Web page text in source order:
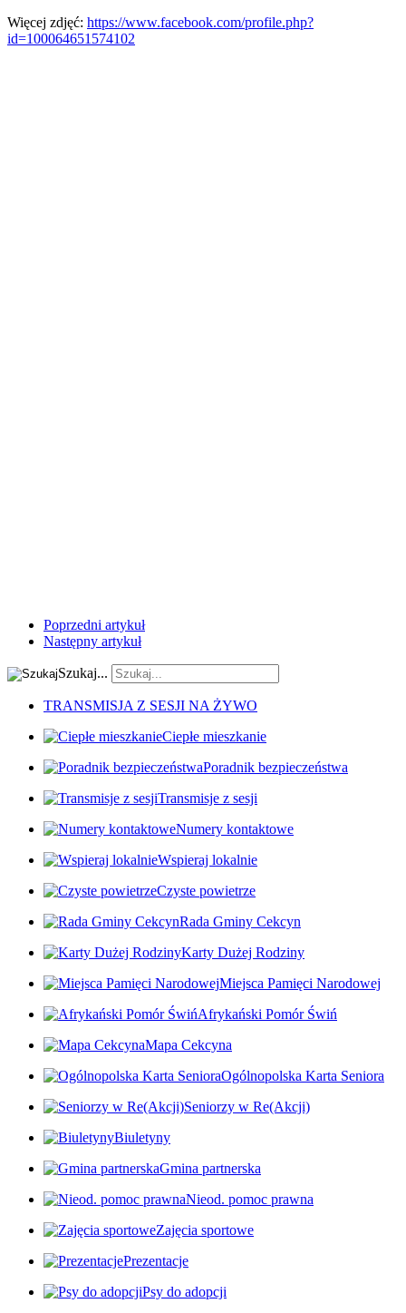
Więcej zdjęć: https://www.facebook.com/profile.php?
id=100064651574102
Poprzedni artykuł
Następny artykuł
Szukaj...
TRANSMISJA Z SESJI NA ŻYWO
Ciepłe mieszkanie
Poradnik bezpieczeństwa
Transmisje z sesji
Numery kontaktowe
Wspieraj lokalnie
Czyste powietrze
Rada Gminy Cekcyn
Karty Dużej Rodziny
Miejsca Pamięci Narodowej
Afrykański Pomór Świń
Mapa Cekcyna
Ogólnopolska Karta Seniora
Seniorzy w Re(Akcji)
Biuletyny
Gmina partnerska
Nieod. pomoc prawna
Zajęcia sportowe
Prezentacje
Psy do adopcji